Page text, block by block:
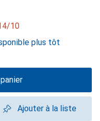
10
plus tôt
Ajouter à la liste